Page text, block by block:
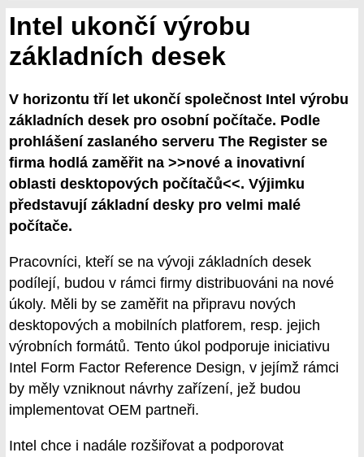
Intel ukončí výrobu
základních desek
V horizontu tří let ukončí společnost Intel výrobu
základních desek pro osobní počítače. Podle
prohlášení zaslaného serveru The Register se
firma hodlá zaměřit na >>nové a inovativní
oblasti desktopových počítačů<<. Výjimku
představují základní desky pro velmi malé
počítače.
Pracovníci, kteří se na vývoji základních desek
podílejí, budou v rámci firmy distribuováni na nové
úkoly. Měli by se zaměřit na připravu nových
desktopových a mobilních platforem, resp. jejich
výrobních formátů. Tento úkol podporuje iniciativu
Intel Form Factor Reference Design, v jejímž rámci
by měly vzniknout návrhy zařízení, jež budou
implementovat OEM partneři.
Intel chce i nadále rozšiřovat a podporovat